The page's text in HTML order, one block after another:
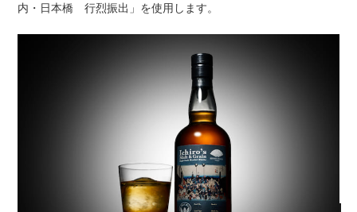
内・日本橋 行烈振出」を使用します。